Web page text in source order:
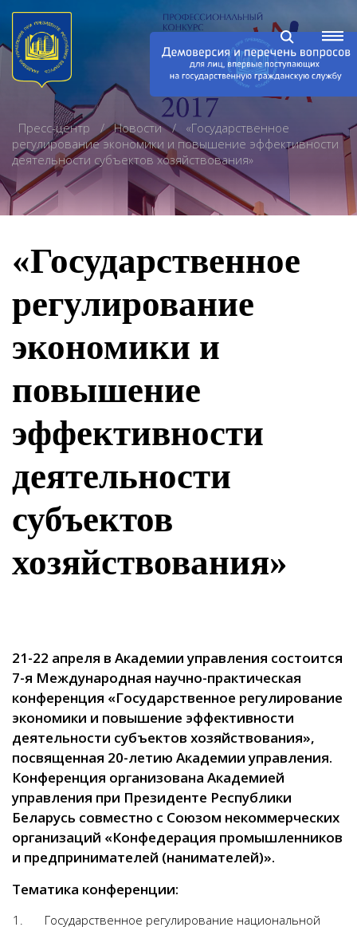
Пресс-центр Новости
«Государственное
регулирование экономики и повышение эффективности
деятельности субъектов хозяйствования»
«Государственное
регулирование
экономики и
повышение
эффективности
деятельности
субъектов
хозяйствования»
21-22 апреля в Академии управления состоится
7-я Международная научно-практическая
конференция «Государственное регулирование
экономики и повышение эффективности
деятельности субъектов хозяйствования»,
посвященная 20-летию Академии управления.
Конференция организована Академией
управления при Президенте Республики
Беларусь совместно с Союзом некоммерческих
организаций «Конфедерация промышленников
и предпринимателей (нанимателей)».
Тематика конференции:
Государственное регулирование национальной